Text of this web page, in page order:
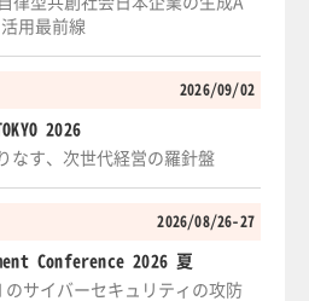
用最前線
2026/09/02
2026
なす、次世代経営の羅針盤
2026/08/26-27
Conference 2026 夏
のサイバーセキュリティの攻防